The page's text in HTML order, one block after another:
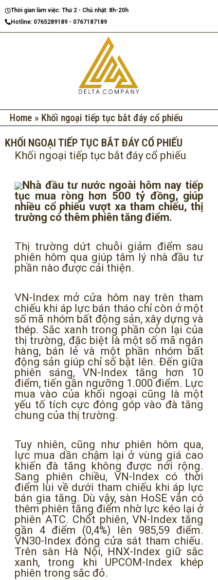
tới
nội
Thời gian làm việc: Thứ 2 - Chủ nhật: 8h-20h
Hotline: 0765289189 - 0767187189
Home » Khối ngoại tiếp tục bắt đáy cổ phiếu
KHỐI NGOẠI TIẾP TỤC BẮT ĐÁY CỔ PHIẾU
Khối ngoại tiếp tục bắt đáy cổ phiếu
Nhà đầu tư nước ngoài hôm nay tiếp
tục mua ròng hơn 500 tỷ đồng, giúp
nhiều cổ phiếu vượt xa tham chiếu, thị
trường có thêm phiên tăng điểm.
Thị trường dứt chuỗi giảm điểm sau
phiên hôm qua giúp tâm lý nhà đầu tư
phần nào được cải thiện.
VN-Index mở cửa hôm nay trên tham
chiếu khi áp lực bán tháo chỉ còn ở một
số mã nhóm bất động sản, xây dựng và
thép. Sắc xanh trong phần còn lại của
thị trường, đặc biệt là một số mã ngân
hàng, bán lẻ và một phần nhóm bất
động sản giúp chỉ số bật lên. Đến giữa
phiên sáng, VN-Index tăng hơn 10
điểm, tiến gần ngưỡng 1.000 điểm. Lực
mua vào của khối ngoại cũng là một
yếu tố tích cực đóng góp vào đà tăng
chung của thị trường.
Tuy nhiên, cũng như phiên hôm qua,
lực mua dần chậm lại ở vùng giá cao
khiến đà tăng không được nới rộng.
Sang phiên chiều, VN-Index có thời
điểm lùi về dưới tham chiếu khi áp lực
bán gia tăng. Dù vậy, sàn HoSE vẫn có
thêm phiên tăng điểm nhờ lực kéo lại ở
phiên ATC. Chốt phiên, VN-Index tăng
gần 4 điểm (0,4%) lên 985,59 điểm.
VN30-Index đóng cửa sát tham chiếu.
Trên sàn Hà Nội, HNX-Index giữ sắc
xanh, trong khi UPCOM-Index khép
phiên trong sắc đỏ.